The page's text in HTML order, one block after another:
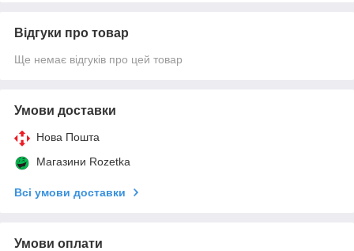
Відгуки про товар
Ще немає відгуків про цей товар
Умови доставки
Нова Пошта
Магазини Rozetka
Всі умови доставки
Умови оплати